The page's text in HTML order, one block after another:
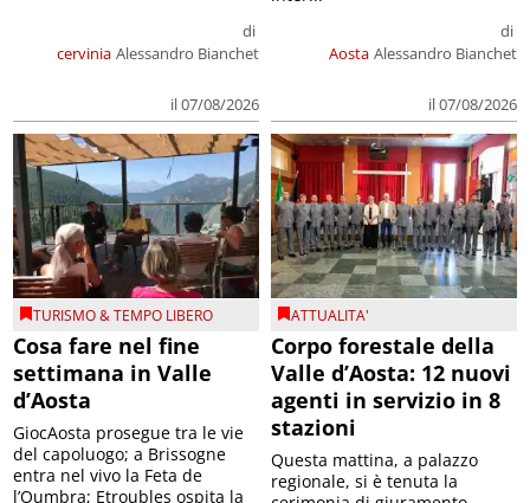
cervinia
di
Alessandro Bianchet
il 07/08/2026
Aosta
di
Alessandro Bianchet
il 07/08/2026
TURISMO & TEMPO LIBERO
Cosa fare nel fine
settimana in Valle
d’Aosta
GiocAosta prosegue tra le vie
del capoluogo; a Brissogne
entra nel vivo la Feta de
l’Oumbra; Etroubles ospita la
ATTUALITA'
Corpo forestale della
Valle d’Aosta: 12 nuovi
agenti in servizio in 8
stazioni
Questa mattina, a palazzo
regionale, si è tenuta la